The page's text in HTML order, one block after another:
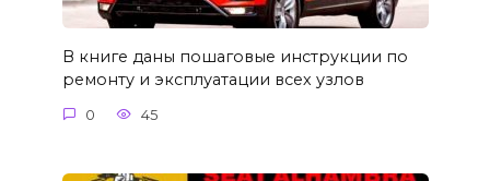
В книге даны пошаговые инструкции по
ремонту и эксплуатации всех узлов
0 45